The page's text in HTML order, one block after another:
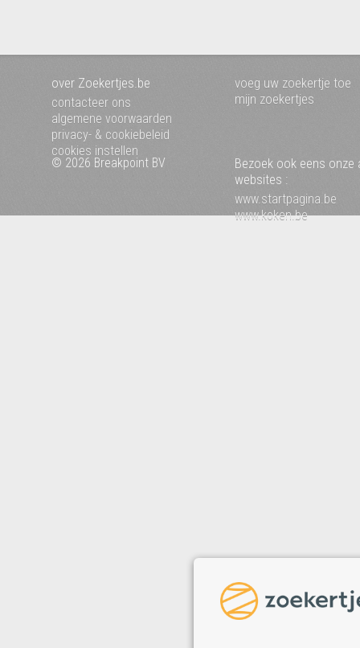
over Zoekertjes.be
contacteer ons
algemene voorwaarden
privacy- & cookiebeleid
cookies instellen
voeg uw zoekertje toe
mijn zoekertjes
© 2026 Breakpoint BV
Bezoek ook eens onze
websites :
www.startpagina.be
www.koken.be